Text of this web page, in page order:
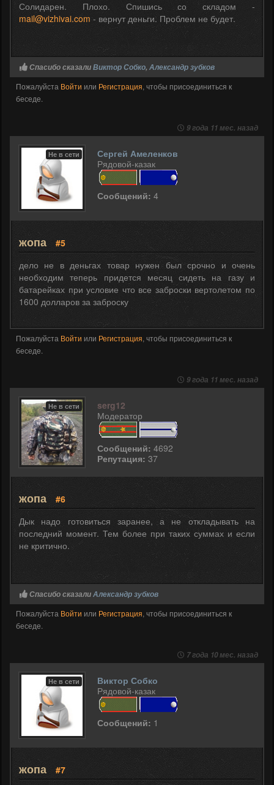
Солидарен. Плохо. Спишись со складом -
mail@vizhivai.com - вернут деньги. Проблем не будет.
Спасибо сказалиВиктор Собко, Александр зубков
Пожалуйста Войти или Регистрация, чтобы присоединиться к
беседе.
9 года 11 мес. назад
Не в сети
Сергей Амеленков
Рядовой-казак
Сообщений: 4
жопа
#5
дело не в деньгах товар нужен был срочно и очень
необходим теперь придется месяц сидеть на газу и
батарейках при условие что все заброски вертолетом по
1600 долларов за заброску
Пожалуйста Войти или Регистрация, чтобы присоединиться к
беседе.
9 года 11 мес. назад
Не в сети
serg12
Модератор
Сообщений: 4692
Репутация: 37
жопа
#6
Дык надо готовиться заранее, а не откладывать на
последний момент. Тем более при таких суммах и если
не критично.
Спасибо сказалиАлександр зубков
Пожалуйста Войти или Регистрация, чтобы присоединиться к
беседе.
7 года 10 мес. назад
Не в сети
Виктор Собко
Рядовой-казак
Сообщений: 1
жопа
#7